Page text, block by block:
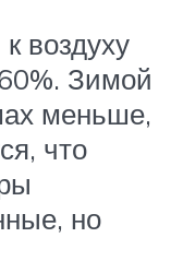
воздуху
Зимой
меньше,
что
но